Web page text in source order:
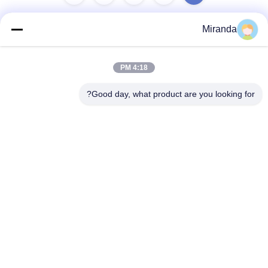
العنوان
Miranda
4:18 PM
Good day, what product are you looking for?